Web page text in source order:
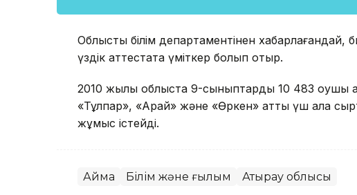
Облыстық білім департаментінен хабарлағандай,
үздік аттестатқа үміткер болып отыр.
2010 жылы облыста 9-сыныптарды 10 483 оқушы
«Тұлпар», «Арай» және «Өркен» атты үш қала
жұмыс істейді.
Аймақ Білім және ғылым Атырау облысы